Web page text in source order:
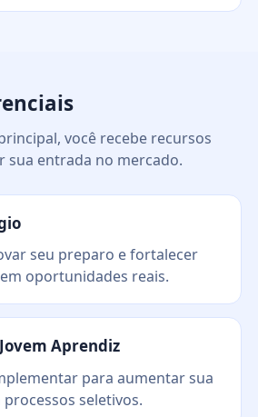
você recebe recursos
sua entrada no mercado.
seu preparo e fortalecer
oportunidades reais.
Aprendiz
para aumentar sua
seletivos.